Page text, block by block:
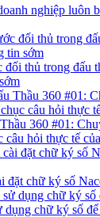
nghiệp luôn
thủ trong đấu
360 #01:
câu hỏi thực tế
đặt chữ ký số
dụng chữ ký số